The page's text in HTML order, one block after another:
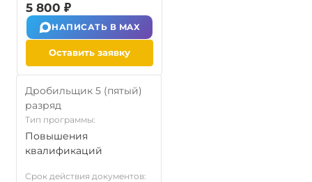
5 800 ₽
НАПИСАТЬ В MAX
Оставить заявку
Дробильщик 5 (пятый)
разряд
Тип программы:
Повышения
квалификаций
Срок действия документов: